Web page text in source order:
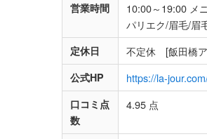
営業時間
10:00～19:00 メ
パリエク/眉毛/眉
定休日 不定休 [飯田橋ア
公式HP https://la-
口コミ点
数
4.95 点